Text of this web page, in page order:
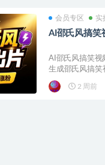
会员专区 实
AI邵氏风搞笑
AI邵氏风搞笑视
生成邵氏风搞笑
2 周前